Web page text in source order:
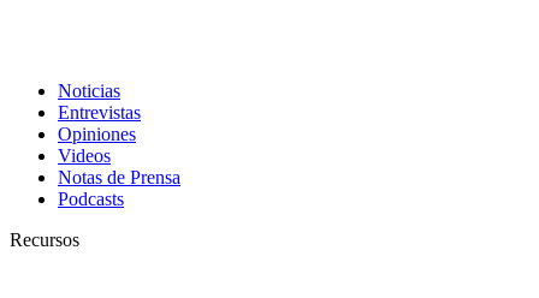
Noticias
Entrevistas
Opiniones
Videos
Notas de Prensa
Podcasts
Recursos